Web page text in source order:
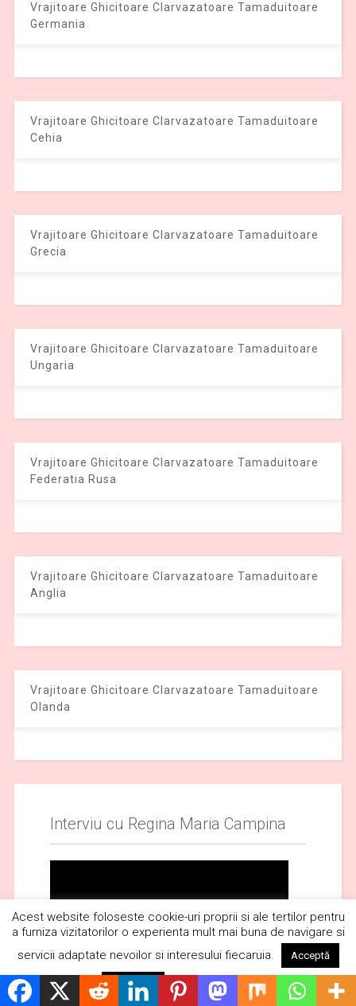
Vrajitoare Ghicitoare Clarvazatoare Tamaduitoare
Germania
Vrajitoare Ghicitoare Clarvazatoare Tamaduitoare
Cehia
Vrajitoare Ghicitoare Clarvazatoare Tamaduitoare
Grecia
Vrajitoare Ghicitoare Clarvazatoare Tamaduitoare
Ungaria
Vrajitoare Ghicitoare Clarvazatoare Tamaduitoare
Federatia Rusa
Vrajitoare Ghicitoare Clarvazatoare Tamaduitoare
Anglia
Vrajitoare Ghicitoare Clarvazatoare Tamaduitoare
Olanda
Interviu cu Regina Maria Campina
Acest website foloseste cookie-uri proprii si ale tertilor pentru
a furniza vizitatorilor o experienta mult mai buna de navigare si
servicii adaptate nevoilor si interesului fiecaruia.
Acceptă
Respinge Citește mai mult